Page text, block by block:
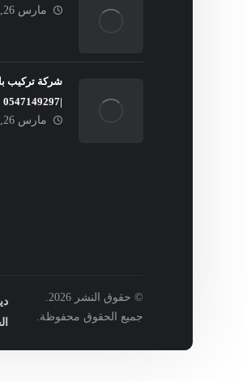
مارس 26, 2025
شركة تركيب
|0547149297
مارس 26, 2025
© حقوق النشر 2026.
جميع الحقوق محفوظة.